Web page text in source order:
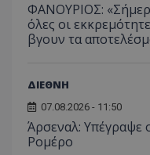
ΦΑΝΟΥΡΙΟΣ:
όλες οι
βγουν τα
ΔΙΕΘΝΗ
07.08.2026 - 11:50
Άρσεναλ: Υπέγραψε
Ρομέρο